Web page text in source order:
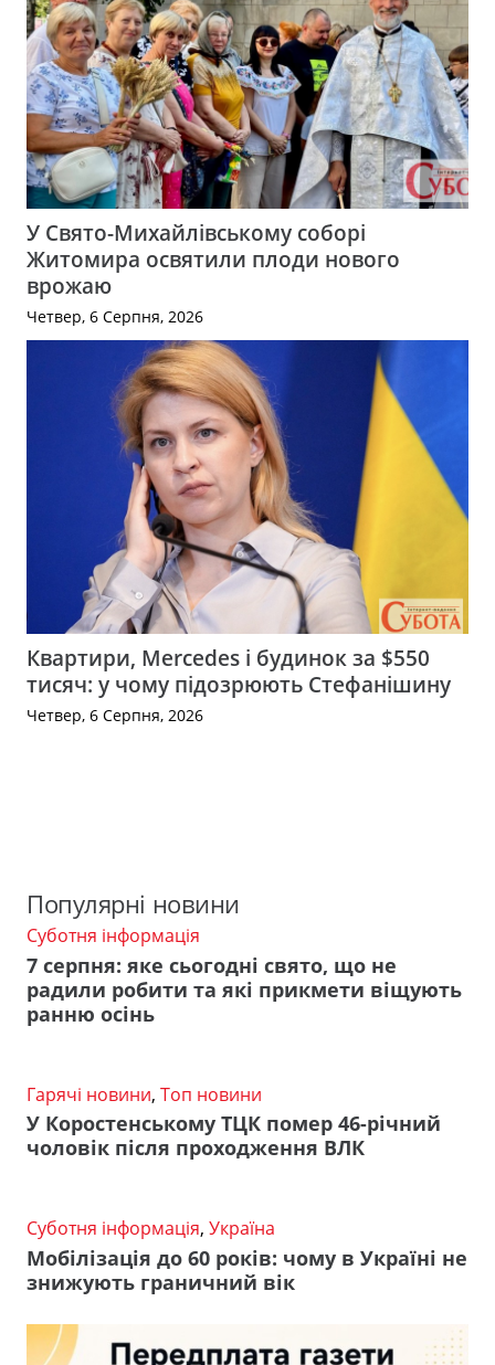
У Свято-Михайлівському соборі
Житомира освятили плоди нового
врожаю
Четвер, 6 Серпня, 2026
Квартири, Mercedes і будинок за $550
тисяч: у чому підозрюють Стефанішину
Четвер, 6 Серпня, 2026
Популярні новини
Суботня інформація
7 серпня: яке сьогодні свято, що не
радили робити та які прикмети віщують
ранню осінь
Гарячі новини, Топ новини
У Коростенському ТЦК помер 46-річний
чоловік після проходження ВЛК
Суботня інформація, Україна
Мобілізація до 60 років: чому в Україні не
знижують граничний вік